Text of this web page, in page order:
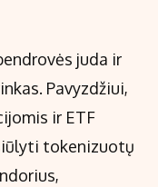
juda ir
Pavyzdžiui,
ir ETF
tokenizuotų